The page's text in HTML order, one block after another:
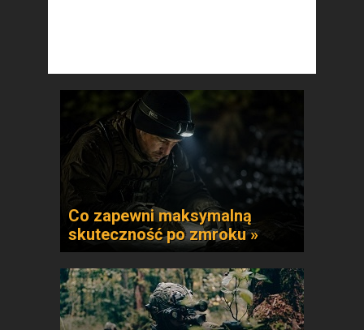
Co zapewni maksymalną
skuteczność po zmroku »